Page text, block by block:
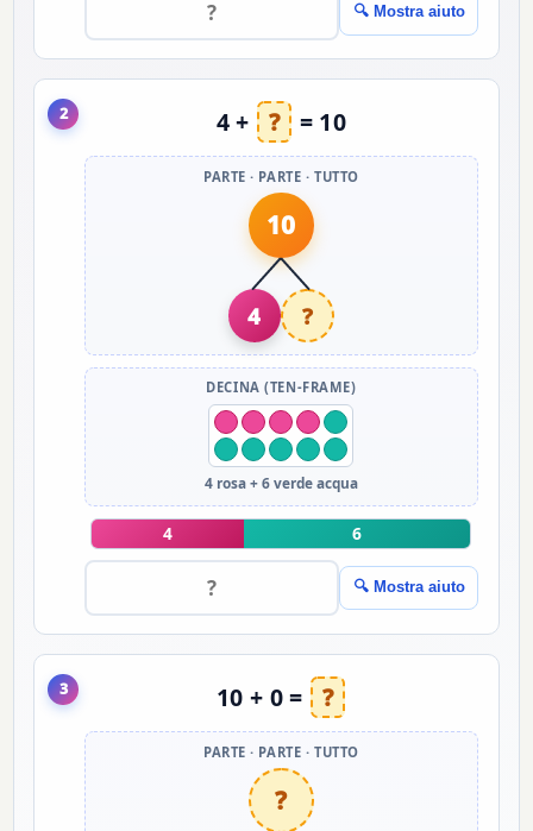
🔍 Mostra aiuto
2 4 + ? = 10
PARTE · PARTE · TUTTO
10
4 ?
DECINA (TEN-FRAME)
4 rosa + 6 verde acqua
4 6
🔍 Mostra aiuto
3 10 + 0 = ?
PARTE · PARTE · TUTTO
?